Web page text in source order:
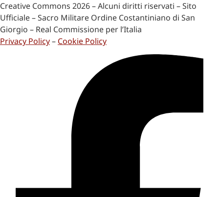
Creative Commons 2026 – Alcuni diritti riservati – Sito
Ufficiale – Sacro Militare Ordine Costantiniano di San
Giorgio – Real Commissione per l’Italia
Privacy Policy– Cookie Policy